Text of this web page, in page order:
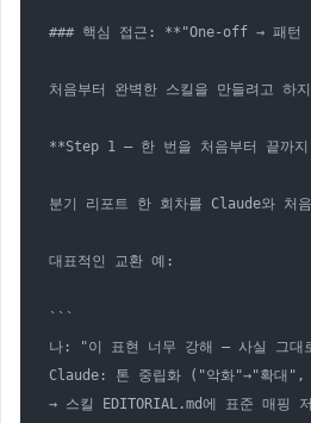
### 핵심 접근: **"One-off → 패턴
처음부터 완벽한 스킬을 만들려고 하
**Step 1 — 한 번을 처음부터 끝까
분기 리포트 한 회차를 Claude와 처
대표적인 교환 예:
```
나: "이 표현 너무 강해 — 사실 그대
Claude: 톤 중립화 ("악화"→"확대",
→ 스킬 EDITORIAL.md에 표준 매핑